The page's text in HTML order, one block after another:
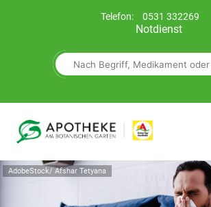
Telefon: 0531 332269
Notdienst
AdobeStock/ Afshar Tetyana